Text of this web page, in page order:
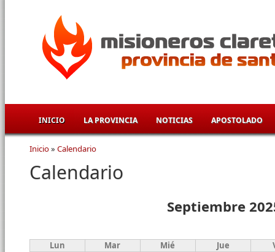
INICIO LA PROVINCIA NOTICIAS APOSTOLADO
Se encuentra usted aquí
Inicio» Calendario
Calendario
Septiembre
Lun Mar Mié Jue